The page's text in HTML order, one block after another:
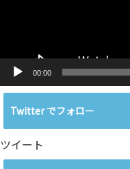
00:00
Twitter でフォロー
ツイート